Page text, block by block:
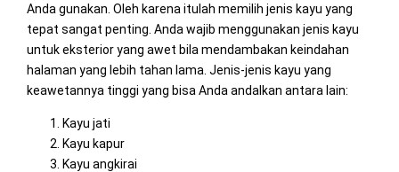
Anda gunakan. Oleh karena itulah memilih jenis kayu yang
tepat sangat penting. Anda wajib menggunakan jenis kayu
untuk eksterior yang awet bila mendambakan keindahan
halaman yang lebih tahan lama. Jenis-jenis kayu yang
keawetannya tinggi yang bisa Anda andalkan antara lain:
Kayu jati
Kayu kapur
Kayu angkirai